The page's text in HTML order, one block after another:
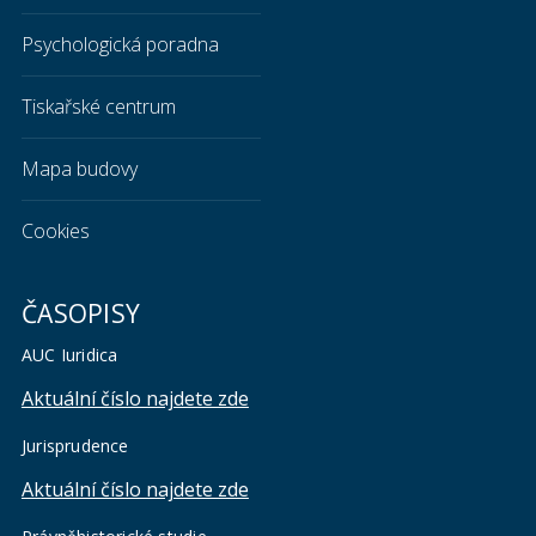
Psychologická poradna
Tiskařské centrum
Mapa budovy
Cookies
ČASOPISY
AUC Iuridica
Aktuální číslo najdete zde
Jurisprudence
Aktuální číslo najdete zde